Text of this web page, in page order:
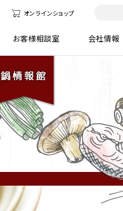
オンラインショップ
お客様相談室 会社情報